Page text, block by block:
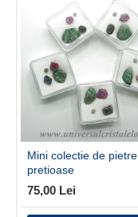
Mini colectie de pietre
pretioase
75,00 Lei